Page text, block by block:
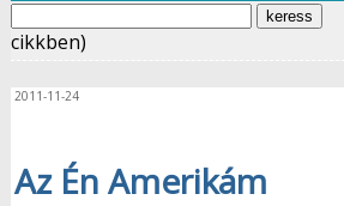
cikkben)
2011-11-24
Az Én Amerikám